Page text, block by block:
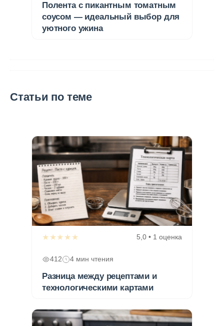
Полента с пикантным томатным
соусом — идеальный выбор для
уютного ужина
Статьи по теме
★★★★★ 5,0 • 1 оценка
412 4 мин чтения
Разница между рецептами и
технологическими картами